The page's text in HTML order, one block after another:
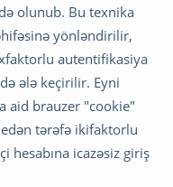
olunub. Bu texnika
yönləndirilir,
autentifikasiya
ələ keçirilir. Eyni
aid brauzer "cookie"
tərəfə ikifaktorlu
hesabına icazəsiz giriş